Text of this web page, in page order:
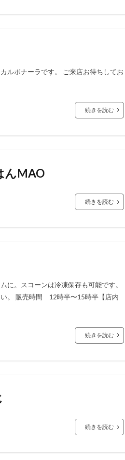
ルボナーラです。 ご来店お待ちしてお
続きを読む
んMAO
続きを読む
に。スコーンは冷凍保存も可能です。
。 販売時間 12時半〜15時半【店内
続きを読む
続きを読む